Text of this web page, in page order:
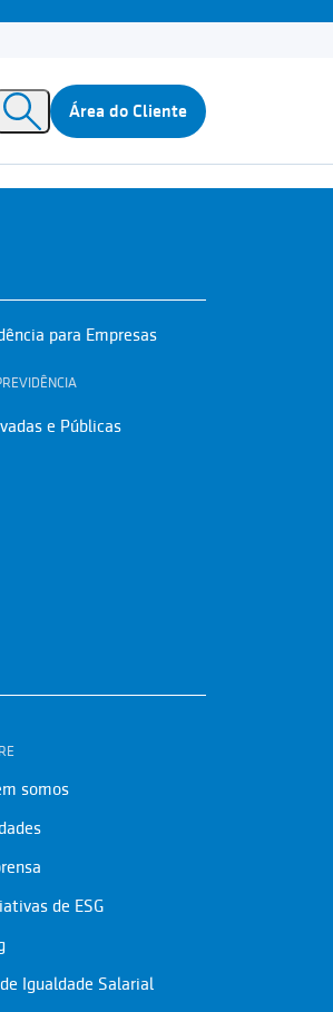
Área do Cliente
para Empresas
e Públicas
somos
de ESG
Igualdade Salarial